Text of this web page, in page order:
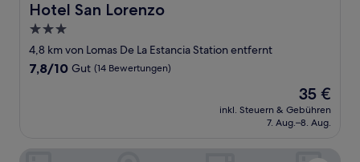
Hotel San Lorenzo
Hotel San Lorenzo
3.0-
Sterne-
Unterkunft
4,8 km von Lomas De La Estancia Station entfernt
7.8
7,8/10 Gut (14 Bewertungen)
Der
Preis
beträgt
35 €
inkl. Steuern & Gebühren
7. Aug.–8. Aug.